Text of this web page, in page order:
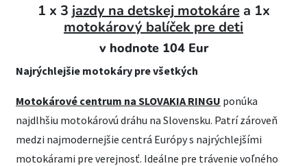
1 x 3 jazdy na detskej motokárea 1x
motokárový balíček pre deti
v hodnote 104 Eur
Najrýchlejšie motokáry pre všetkých
Motokárové centrum na SLOVAKIA RINGU ponúka
najdlhšiu motokárovú dráhu na Slovensku. Patrí zároveň
medzi najmodernejšie centrá Európy s najrýchlejšími
motokárami pre verejnosť. Ideálne pre trávenie voľného